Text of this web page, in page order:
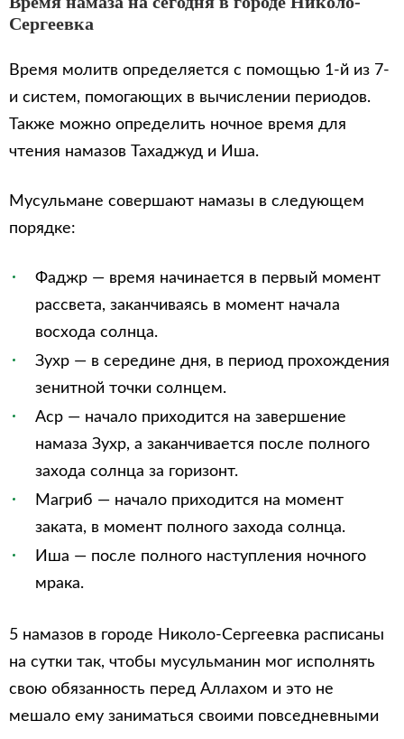
Сергеевка
Время молитв определяется с помощью 1-й из 7-
и систем, помогающих в вычислении периодов.
Также можно определить ночное время для
чтения намазов Тахаджуд и Иша.
Мусульмане совершают намазы в следующем
порядке:
Фаджр — время начинается в первый момент
рассвета, заканчиваясь в момент начала
восхода солнца.
Зухр — в середине дня, в период прохождения
зенитной точки солнцем.
Аср — начало приходится на завершение
намаза Зухр, а заканчивается после полного
захода солнца за горизонт.
Магриб — начало приходится на момент
заката, в момент полного захода солнца.
Иша — после полного наступления ночного
мрака.
5 намазов в городе Николо-Сергеевка расписаны
на сутки так, чтобы мусульманин мог исполнять
свою обязанность перед Аллахом и это не
мешало ему заниматься своими повседневными